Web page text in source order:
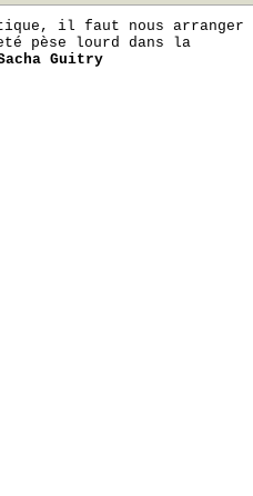
il faut nous arranger
pèse lourd dans la
Guitry